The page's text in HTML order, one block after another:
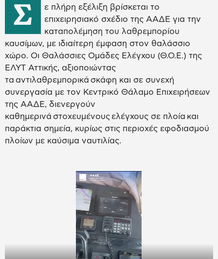
Σ
ε πλήρη εξέλιξη βρίσκεται το
επιχειρησιακό σχέδιο της ΑΑΔΕ για την
καταπολέμηση του λαθρεμπορίου
καυσίμων, με ιδιαίτερη έμφαση στον θαλάσσιο
χώρο. Οι Θαλάσσιες Ομάδες Ελέγχου (Θ.Ο.Ε.) της
ΕΛΥΤ Αττικής, αξιοποιώντας
τα αντιλαθρεμπορικά σκάφη και σε συνεχή
συνεργασία με τον Κεντρικό Θάλαμο Επιχειρήσεων
της ΑΑΔΕ, διενεργούν
καθημερινά στοχευμένους ελέγχους σε πλοία και
παράκτια σημεία, κυρίως στις περιοχές εφοδιασμού
πλοίων με καύσιμα ναυτιλίας.